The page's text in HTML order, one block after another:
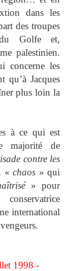
dans les
des troupes
du Golfe et,
palestinien.
concerne les
qu’à Jacques
plus loin la
à ce qui est
majorité de
contre les
«chaos » qui
» pour
international
1998 -